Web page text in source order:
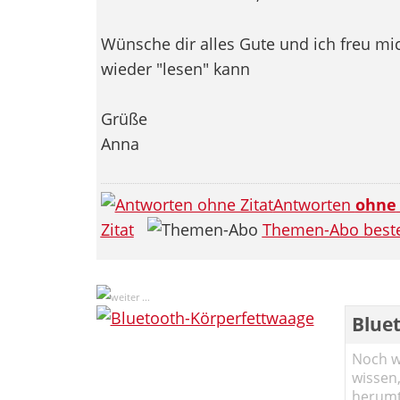
Wünsche dir alles Gute und ich freu
wieder "lesen" kann
Grüße
Anna
Antworten ohne
Zitat
Themen-Abo
Noch